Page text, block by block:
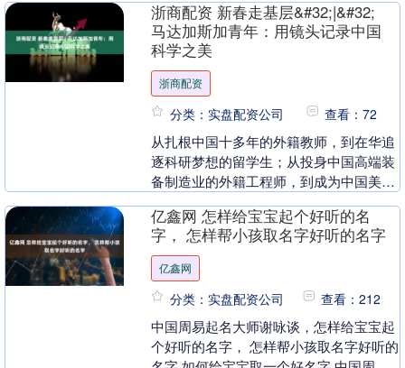
浙商配资 新春走基层&#32;|&#32;
马达加斯加青年：用镜头记录中国
科学之美
浙商配资
分类：实盘配资公司 查看：72
从扎根中国十多年的外籍教师，到在华追
逐科研梦想的留学生；从投身中国高端装
备制造业的外籍工程师，到成为中国美食
生与好奇，到逐渐....
亿鑫网 怎样给宝宝起个好听的名
字， 怎样帮小孩取名字好听的名字
亿鑫网
分类：实盘配资公司 查看：212
中国周易起名大师谢咏谈，怎样给宝宝起
个好听的名字， 怎样帮小孩取名字好听的